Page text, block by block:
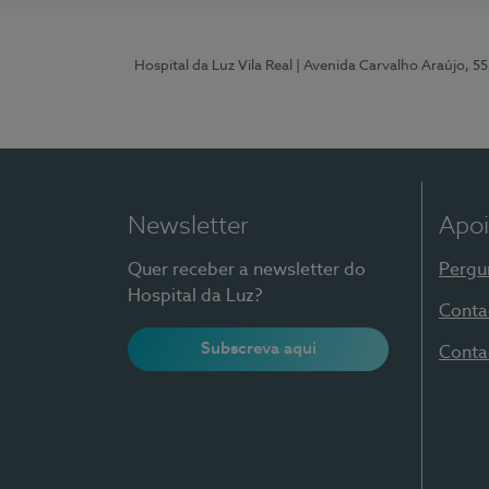
Hospital da Luz Vila Real | Avenida Carvalho Araújo,
Newsletter
Quer receber a newsletter do
Hospital da Luz?
Subscreva aqui